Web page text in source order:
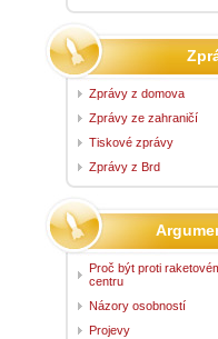
Zprávy z domova
Zprávy ze zahraničí
Tiskové zprávy
Zprávy z Brd
Proč být proti
centru
Názory osobností
Projevy